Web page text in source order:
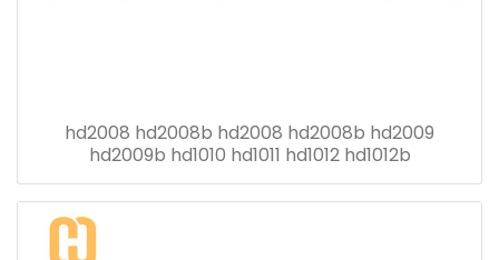
hd2008 hd2008b hd2008 hd2008b hd2009
hd2009b hd1010 hd1011 hd1012 hd1012b